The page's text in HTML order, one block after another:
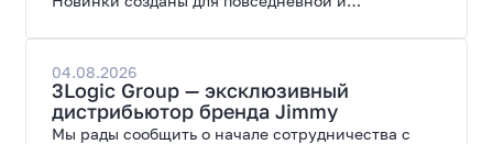
широкие возможности модернизации.
04.08.2026
3Logic Group — эксклюзивный
дистрибьютор бренда Jimmy
Мы рады сообщить о начале сотрудничества с